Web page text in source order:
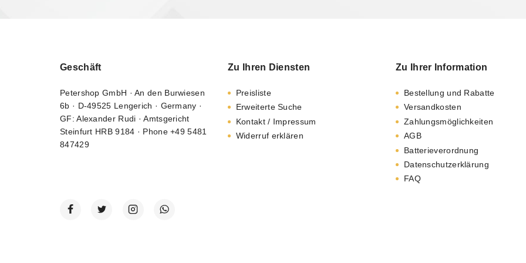
Geschäft
Petershop GmbH · An den Burwiesen
6b · D-49525 Lengerich · Germany ·
GF: Alexander Rudi · Amtsgericht
Steinfurt HRB 9184 · Phone +49 5481
847429
Zu Ihren Diensten
Preisliste
Erweiterte Suche
Kontakt / Impressum
Widerruf erklären
Zu Ihrer Information
Bestellung und Rabatte
Versandkosten
Zahlungsmöglichkeiten
AGB
Batterieverordnung
Datenschutzerklärung
FAQ